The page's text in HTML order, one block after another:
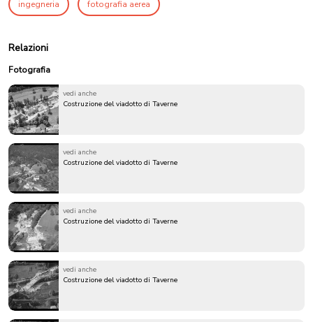
ingegneria fotografia aerea
Relazioni
Fotografia
vedi anche
Costruzione del viadotto di Taverne
vedi anche
Costruzione del viadotto di Taverne
vedi anche
Costruzione del viadotto di Taverne
vedi anche
Costruzione del viadotto di Taverne